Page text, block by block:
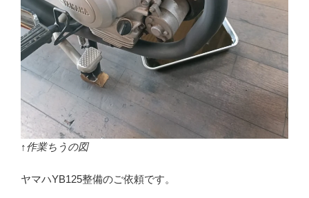
↑作業ちうの図
ヤマハYB125整備のご依頼です。